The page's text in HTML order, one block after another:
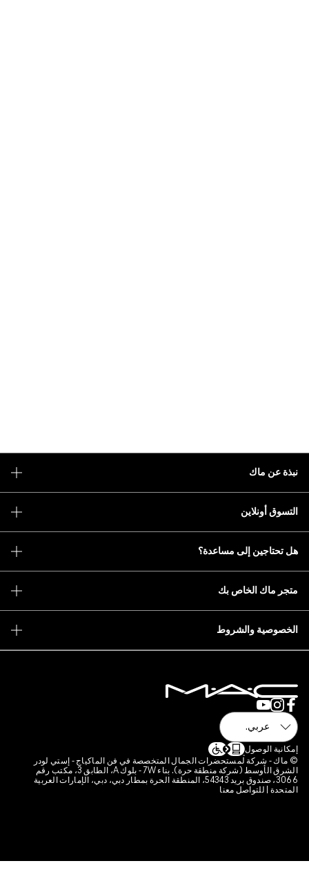
فن الماكياج - إستي لودر
الشرق الأوسط (شركة منطقة حرة). بناء 7W - بلوك A، الطابق 3، مكتب رقم
الحرة بمطار دبي، دبي، الإمارات العربية